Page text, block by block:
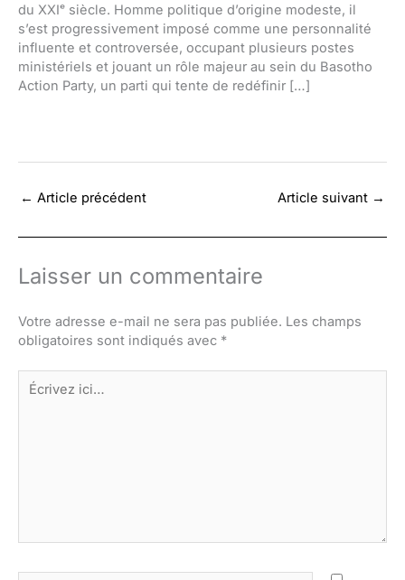
du XXIᵉ siècle. Homme politique d’origine modeste, il
s’est progressivement imposé comme une personnalité
influente et controversée, occupant plusieurs postes
ministériels et jouant un rôle majeur au sein du Basotho
Action Party, un parti qui tente de redéfinir […]
← Article précédent Article suivant →
Laisser un commentaire
Votre adresse e-mail ne sera pas publiée. Les champs
obligatoires sont indiqués avec *
Écrivez
ici…